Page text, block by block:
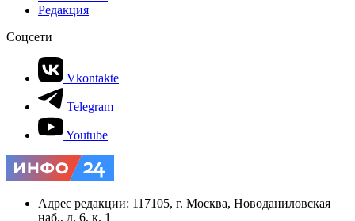
Редакция
Соцсети
Vkontakte
Telegram
Youtube
Адрес редакции: 117105, г. Москва, Новоданиловская
наб., д. 6, к. 1